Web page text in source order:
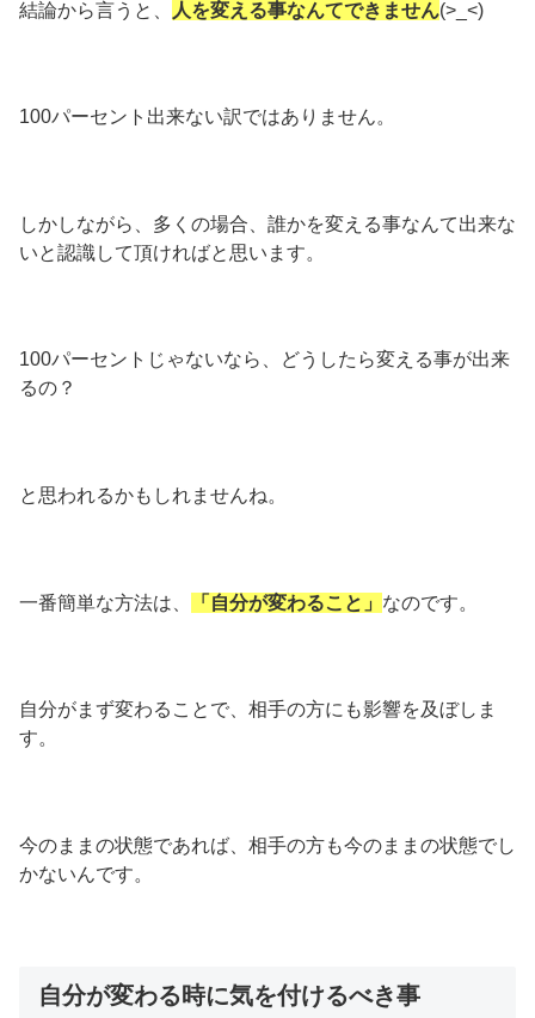
結論から言うと、 人を変える事なんてできません(>_<)
100パーセント出来ない訳ではありません。
しかしながら、多くの場合、誰かを変える事なんて出来な
いと認識して頂ければと思います。
100パーセントじゃないなら、どうしたら変える事が出来
るの？
と思われるかもしれませんね。
一番簡単な方法は、 「自分が変わること」 なのです。
自分がまず変わることで、相手の方にも影響を及ぼしま
す。
今のままの状態であれば、相手の方も今のままの状態でし
かないんです。
自分が変わる時に気を付けるべき事